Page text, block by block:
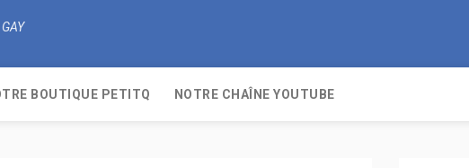
BOUTIQUE PETITQ NOTRE CHAÎNE YOUTUBE